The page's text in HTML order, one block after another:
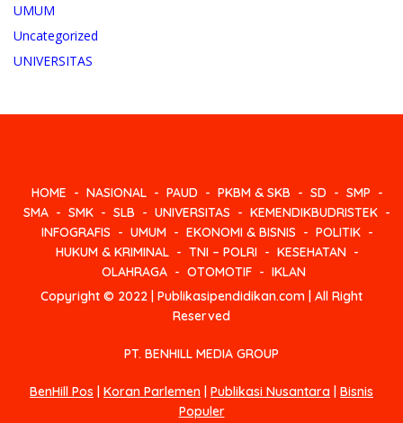
UMUM
Uncategorized
UNIVERSITAS
HOME NASIONAL PAUD PKBM & SKB SD
SMP
SMA
SMK SLB UNIVERSITAS
KEMENDIKBUDRISTEK
INFOGRAFIS
UMUM EKONOMI & BISNIS
POLITIK
HUKUM & KRIMINAL
TNI – POLRI
KESEHATAN
OLAHRAGA
OTOMOTIF
IKLAN
Copyright © 2022 | Publikasipendidikan.com | All Right
Reserved
PT. BENHILL MEDIA GROUP
BenHill Pos | Koran Parlemen | Publikasi Nusantara | Bisnis
Populer